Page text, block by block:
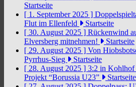
Startseite
[ 1. September 2025 ]
Flut im Ellenfeld
Startseite
[ 30. August 2025 ] Rückenwind
Elversberg mitnehmen!
Startseite
[ 29. August 2025 ] Von
Pyrrhus-Sieg
Startseite
[ 28. August 2025 ] 3:2 in Kohlhof
Projekt “Borussia U23”
Startseite